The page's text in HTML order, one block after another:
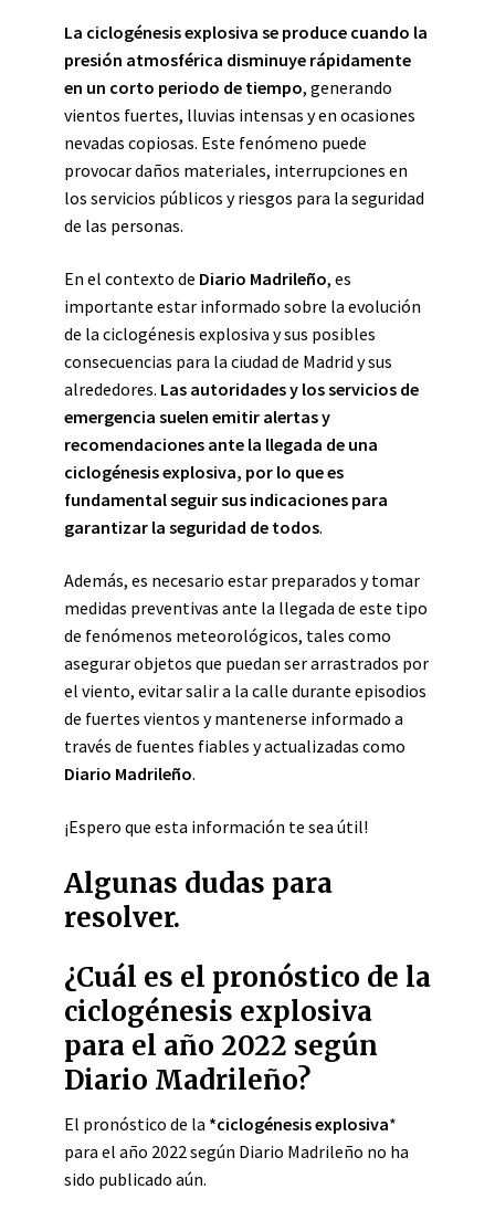
La ciclogénesis explosiva se produce cuando la
presión atmosférica disminuye rápidamente
en un corto periodo de tiempo, generando
vientos fuertes, lluvias intensas y en ocasiones
nevadas copiosas. Este fenómeno puede
provocar daños materiales, interrupciones en
los servicios públicos y riesgos para la seguridad
de las personas.
En el contexto de Diario Madrileño, es
importante estar informado sobre la evolución
de la ciclogénesis explosiva y sus posibles
consecuencias para la ciudad de Madrid y sus
alrededores. Las autoridades y los servicios de
emergencia suelen emitir alertas y
recomendaciones ante la llegada de una
ciclogénesis explosiva, por lo que es
fundamental seguir sus indicaciones para
garantizar la seguridad de todos.
Además, es necesario estar preparados y tomar
medidas preventivas ante la llegada de este tipo
de fenómenos meteorológicos, tales como
asegurar objetos que puedan ser arrastrados por
el viento, evitar salir a la calle durante episodios
de fuertes vientos y mantenerse informado a
través de fuentes fiables y actualizadas como
Diario Madrileño.
¡Espero que esta información te sea útil!
Algunas dudas para
resolver.
¿Cuál es el pronóstico de la
ciclogénesis explosiva
para el año 2022 según
Diario Madrileño?
El pronóstico de la *ciclogénesis explosiva*
para el año 2022 según Diario Madrileño no ha
sido publicado aún.